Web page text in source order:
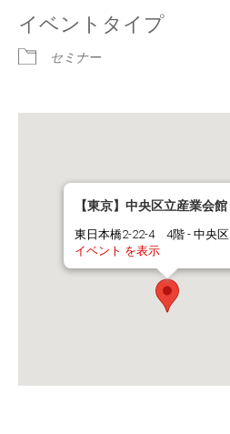
イベントタイプ
セミナー
【東京】中央区立産業会館
東日本橋2-22-4 4階 - 中央区
イベント を表示